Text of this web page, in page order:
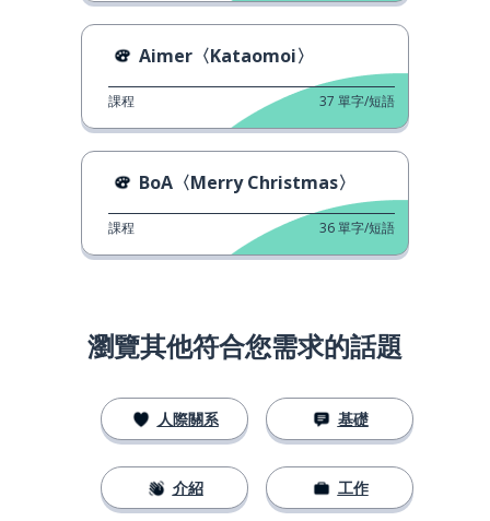
Aimer〈Kataomoi〉
課程 37 單字/短語
BoA〈Merry Christmas〉
課程 36單字/短語
瀏覽其他符合您需求的話題
人際關系
介紹
基礎
工作